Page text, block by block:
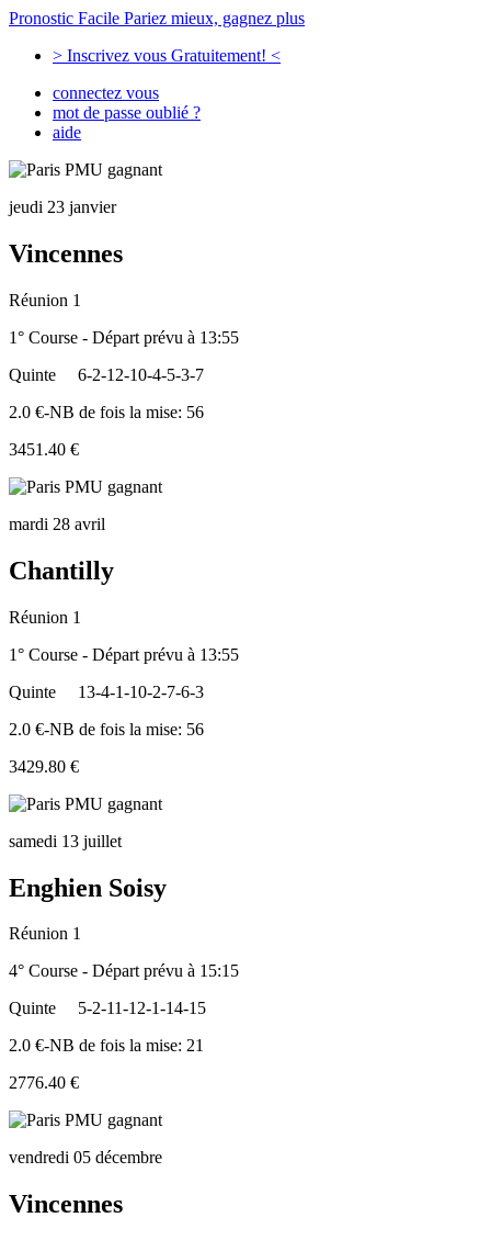
Pronostic Facile Pariez mieux, gagnez plus
> Inscrivez vous Gratuitement! <
connectez vous
mot de passe oublié ?
aide
jeudi 23 janvier
Vincennes
Réunion 1
1° Course - Départ prévu à 13:55
Quinte
6-2-12-10-4-5-3-7
2.0 €-NB de fois la mise: 56
3451.40 €
mardi 28 avril
Chantilly
Réunion 1
1° Course - Départ prévu à 13:55
Quinte
13-4-1-10-2-7-6-3
2.0 €-NB de fois la mise: 56
3429.80 €
samedi 13 juillet
Enghien Soisy
Réunion 1
4° Course - Départ prévu à 15:15
Quinte
5-2-11-12-1-14-15
2.0 €-NB de fois la mise: 21
2776.40 €
vendredi 05 décembre
Vincennes